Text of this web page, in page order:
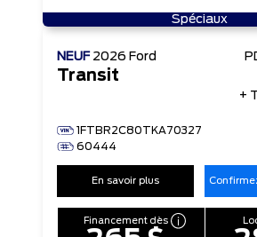
Spéciaux
NEUF 2026 Ford
Transit
1FTBR2C80TKA70327
60444
+
En savoir plus
Financement dès